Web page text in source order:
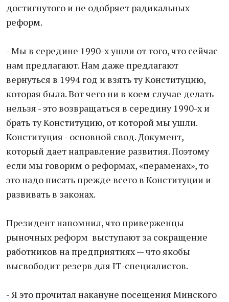
достигнутого и не одобряет радикальных
реформ.
- Мы в середине 1990-х ушли от того, что сейчас
нам предлагают. Нам даже предлагают
вернуться в 1994 год и взять ту Конституцию,
которая была. Вот чего ни в коем случае делать
нельзя - это возвращаться в середину 1990-х и
брать ту Конституцию, от которой мы ушли.
Конституция - основной свод. Документ,
который дает направление развития. Поэтому
если мы говорим о реформах, «пераменах», то
это надо писать прежде всего в Конституции и
развивать в законах.
Президент напомнил, что приверженцы
рыночных реформ выступают за сокращение
работников на предприятиях — что якобы
высвободит резерв для IT-специалистов.
- Я это прочитал накануне посещения Минского